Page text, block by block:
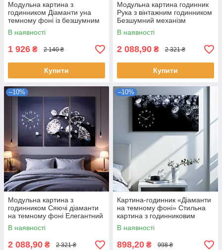
Модульна картина з
годинником Діаманти yна
темному фоні із безшумним
годинниковим механізмом
Сучасний настінний декор
В наявності
1 926 ₴ 2 140 ₴
Купити
Модульна картина годинник
Рука з вінтажним годинником
Безшумний механізм
Стильний настінний декор
90х60см з 3х частин
В наявності
2 088,90 ₴ 2 321 ₴
Купити
–10%
Модульна картина з
годинником Сяючі діаманти
на темному фоні Елегантний
настінний декор із
безшумним годинниковим
В наявності
2 088,90 ₴ 2 321 ₴
–10%
Картина-годинник «Діаманти
на темному фоні» Стильна
картина з годинниковим
механізмом Елегантний
настінний декор 60х30 см
В наявності
898,20 ₴ 998 ₴